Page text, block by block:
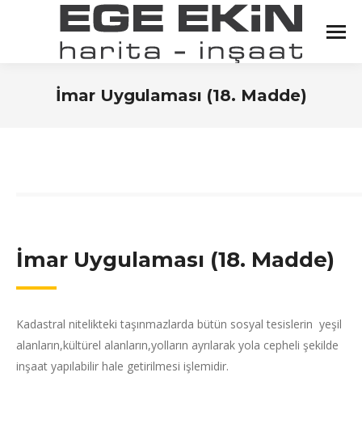
İmar Uygulaması (18. Madde)
İmar Uygulaması (18. Madde)
Kadastral nitelikteki taşınmazlarda bütün sosyal tesislerin yeşil
alanların,kültürel alanların,yolların ayrılarak yola cepheli şekilde
inşaat yapılabilir hale getirilmesi işlemidir.